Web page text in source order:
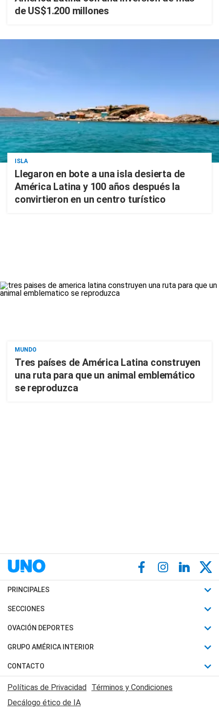
de US$1.200 millones
ISLA
Llegaron en bote a una isla desierta de
América Latina y 100 años después la
convirtieron en un centro turístico
MUNDO
Tres países de América Latina construyen
una ruta para que un animal emblemático
se reproduzca
PRINCIPALES
Últimas Noticias
Política
Judiciales
Economia
SECCIONES
Horóscopo
Motores
Trucos caseros
Series y Películas
Edictos y Solicitadas
OVACIÓN DEPORTES
Fútbol
Mundial
Automovilismo
Rugby
GRUPO AMÉRICA INTERIOR
Canal 7 en Vivo
CONTACTO
Acerca de Nosotros
Contactanos
Políticas de Privacidad Términos y Condiciones
Decálogo ético de IA